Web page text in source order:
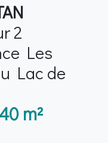
2
Les
Lac de
m²